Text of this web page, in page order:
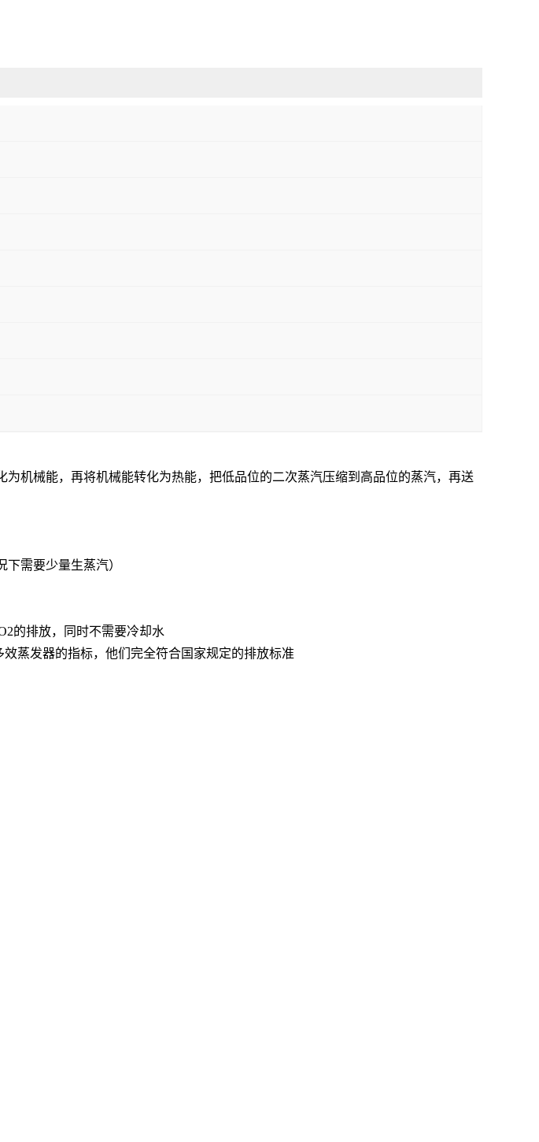
机械能，再将机械能转化为热能，把低品位的二次蒸汽压缩到高品位的蒸汽，再送
需要少量生蒸汽）
的排放，同时不需要冷却水
蒸发器的指标，他们完全符合国家规定的排放标准